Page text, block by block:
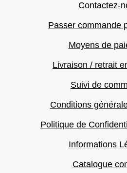
Contactez-
Passer commande
Moyens de
Livraison / retrait
Suivi de
Conditions
Politique de
Informations
Catalogue